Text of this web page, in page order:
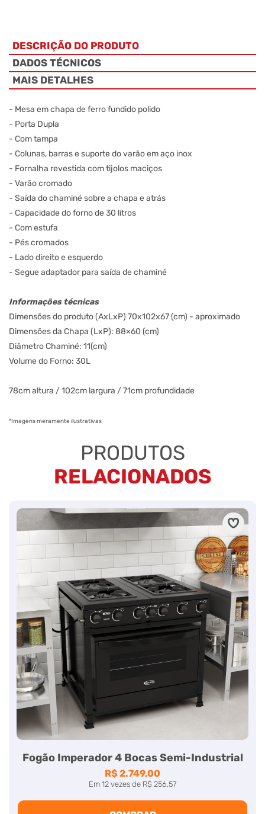
DESCRIÇÃO DO PRODUTO
DADOS TÉCNICOS
MAIS DETALHES
- Mesa em chapa de ferro fundido polido
- Porta Dupla
- Com tampa
- Colunas, barras e suporte do varão em aço inox
- Fornalha revestida com tijolos maciços
- Varão cromado
- Saída do chaminé sobre a chapa e atrás
- Capacidade do forno de 30 litros
- Com estufa
- Pés cromados
- Lado direito e esquerdo
- Segue adaptador para saída de chaminé
Informações técnicas
Dimensões do produto (AxLxP) 70x102x67 (cm) - aproximado
Dimensões da Chapa (LxP): 88×60 (cm)
Diâmetro Chaminé: 11(cm)
Volume do Forno: 30L
78cm altura / 102cm largura / 71cm profundidade
*Imagens meramente ilustrativas
PRODUTOS
RELACIONADOS
Fogão Imperador 4 Bocas Semi-Industrial
R$ 2.749,00
Em 12 vezes de R$ 256,57